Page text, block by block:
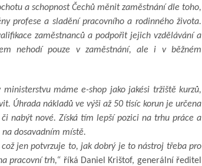
a schopnost Čechů měnit zaměstnání dle toho,
profese a sladění pracovního a rodinného života.
zaměstnanců a podpořit jejich vzdělávání a
nehodí pouze v zaměstnání, ale i v běžném
máme e-shop jako jakési tržiště kurzů,
Úhrada nákladů ve výši až 50 tisíc korun je určena
nabýt nové. Získá tím lepší pozici na trhu práce a
dosavadním místě.
jen potvrzuje to, jak dobrý je to nástroj třeba pro
pracovní trh,“ říká Daniel Krištof, generální ředitel